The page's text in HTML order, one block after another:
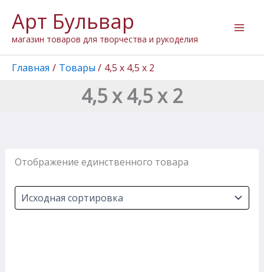
содержимому
Арт Бульвар
магазин товаров для творчества и рукоделия
Главная Товары 4,5 х 4,5 х 2
4,5 х 4,5 х 2
Отображение единственного товара